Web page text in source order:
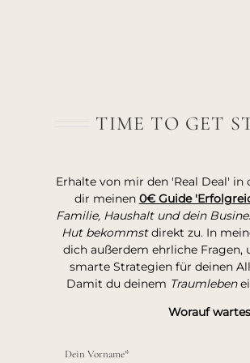
TIME TO GET
Erhalte von mir den 'Real Deal' in
dir meinen 0€ Guide
Familie, Haushalt und dein
Hut bekommstdirekt zu. In
dich außerdem ehrliche Fragen,
smarte Strategien für deinen
Damit du deinem Traumleben
Worauf